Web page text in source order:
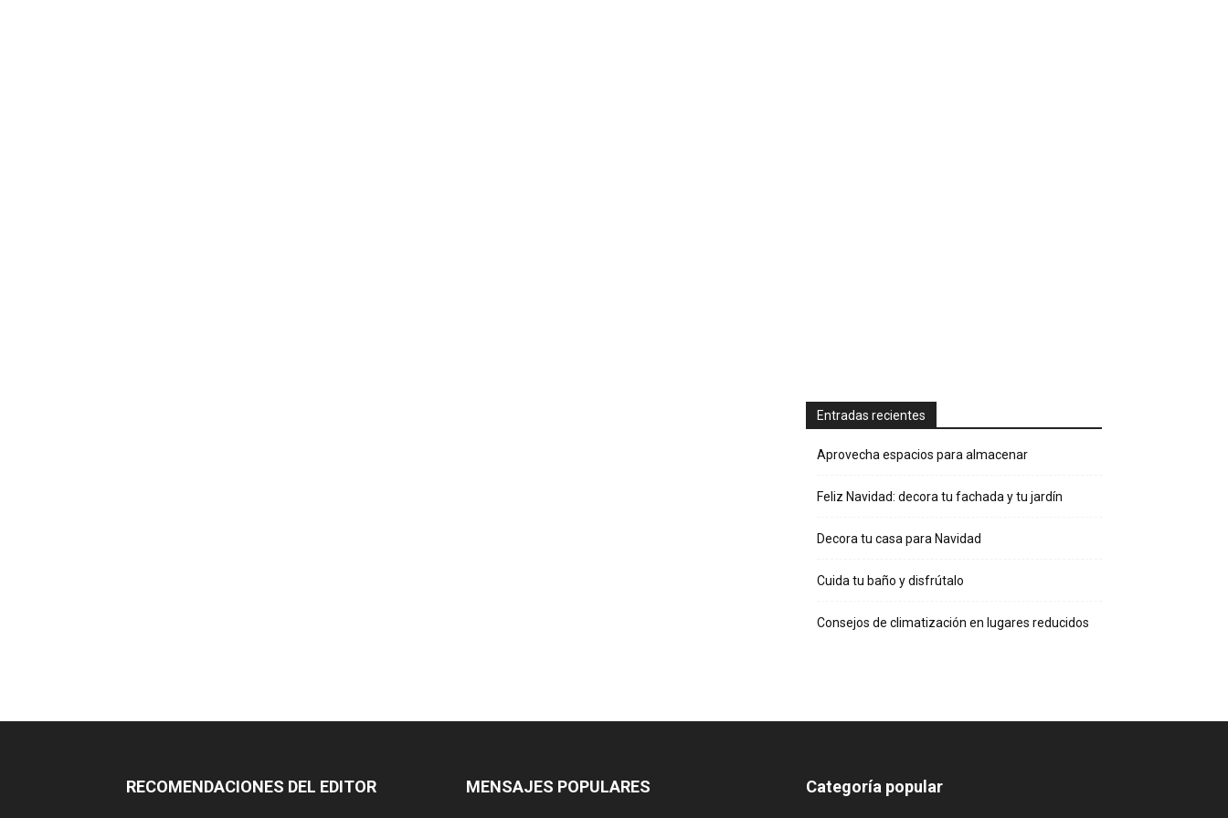
Entradas recientes
Aprovecha espacios para almacenar
Feliz Navidad: decora tu fachada y tu jardín
Decora tu casa para Navidad
Cuida tu baño y disfrútalo
Consejos de climatización en lugares reducidos
RECOMENDACIONES DEL EDITOR MENSAJES POPULARES Categoría popular